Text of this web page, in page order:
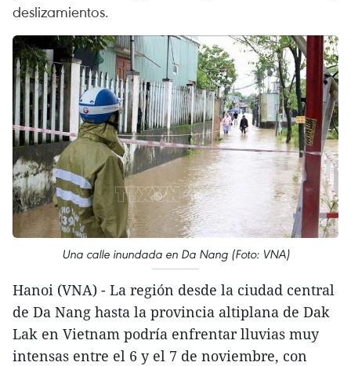
deslizamientos.
Una calle inundada en Da Nang (Foto: VNA)
Hanoi (VNA) - La región desde la ciudad central
de Da Nang hasta la provincia altiplana de Dak
Lak en Vietnam podría enfrentar lluvias muy
intensas entre el 6 y el 7 de noviembre, con